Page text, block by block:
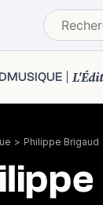
MUSIQUE
> Philippe Brigaud